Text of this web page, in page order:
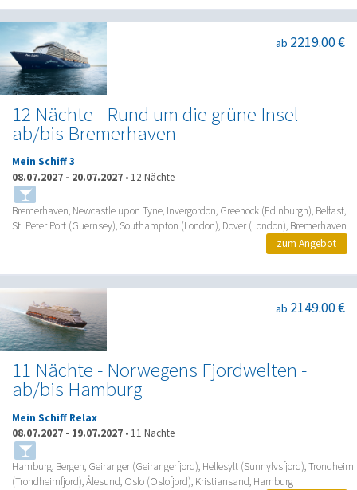
12 Nächte - Rund um die grüne Insel -
ab/bis Bremerhaven
ab 2219.00 €
Mein Schiff 3
08.07.2027 - 20.07.2027 • 12 Nächte
Bremerhaven, Newcastle upon Tyne, Invergordon, Greenock (Edinburgh), Belfast,
St. Peter Port (Guernsey), Southampton (London), Dover (London), Bremerhaven
zum Angebot
11 Nächte - Norwegens Fjordwelten -
ab/bis Hamburg
ab 2149.00 €
Mein Schiff Relax
08.07.2027 - 19.07.2027 • 11 Nächte
Hamburg, Bergen, Geiranger (Geirangerfjord), Hellesylt (Sunnylvsfjord), Trondheim
(Trondheimfjord), Ålesund, Oslo (Oslofjord), Kristiansand, Hamburg